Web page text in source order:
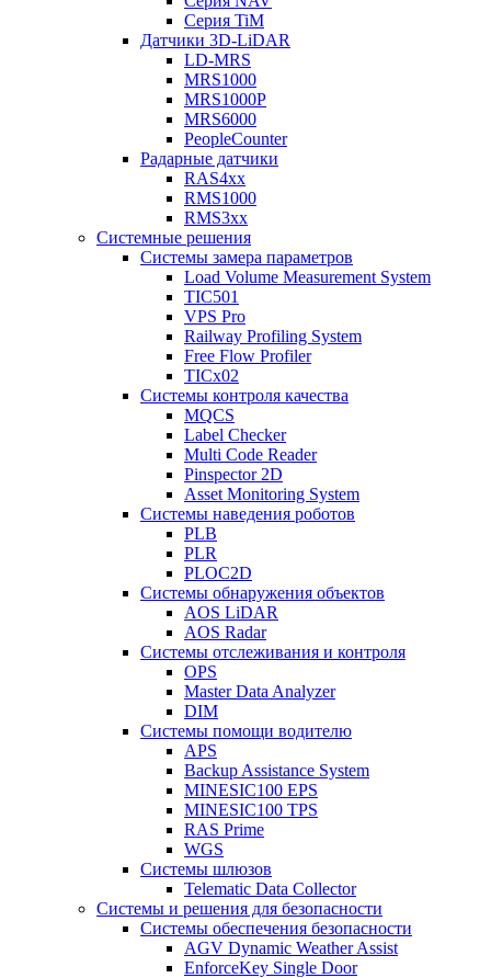
Серия TiM
Датчики 3D-LiDAR
LD-MRS
MRS1000
MRS1000P
MRS6000
PeopleCounter
Радарные датчики
RAS4xx
RMS1000
RMS3xx
Системные решения
Системы замера параметров
Load Volume Measurement System
TIC501
VPS Pro
Railway Profiling System
Free Flow Profiler
TICx02
Системы контроля качества
MQCS
Label Checker
Multi Code Reader
Pinspector 2D
Asset Monitoring System
Системы наведения роботов
PLB
PLR
PLOC2D
Системы обнаружения объектов
AOS LiDAR
AOS Radar
Системы отслеживания и контроля
OPS
Master Data Analyzer
DIM
Системы помощи водителю
APS
Backup Assistance System
MINESIC100 EPS
MINESIC100 TPS
RAS Prime
WGS
Системы шлюзов
Telematic Data Collector
Системы и решения для безопасности
Системы обеспечения безопасности
AGV Dynamic Weather Assist
EnforceKey Single Door